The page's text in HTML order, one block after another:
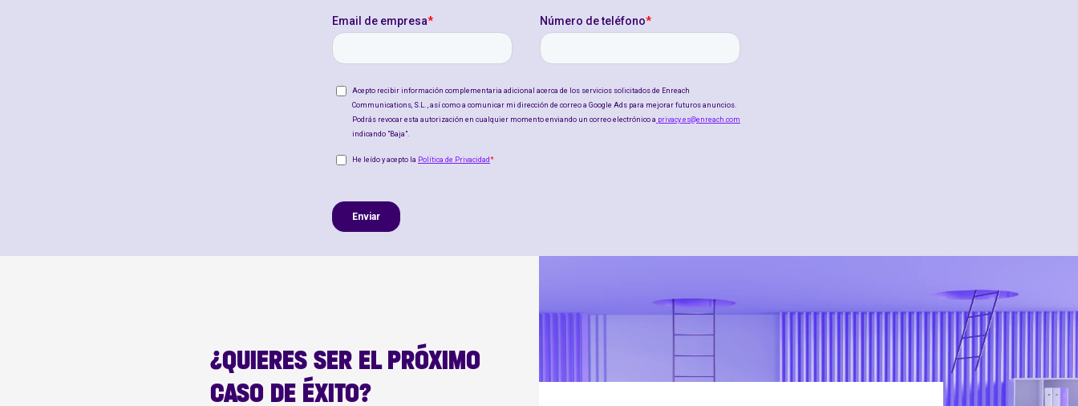
¿QUIERES SER EL PRÓXIMO
CASO DE ÉXITO?